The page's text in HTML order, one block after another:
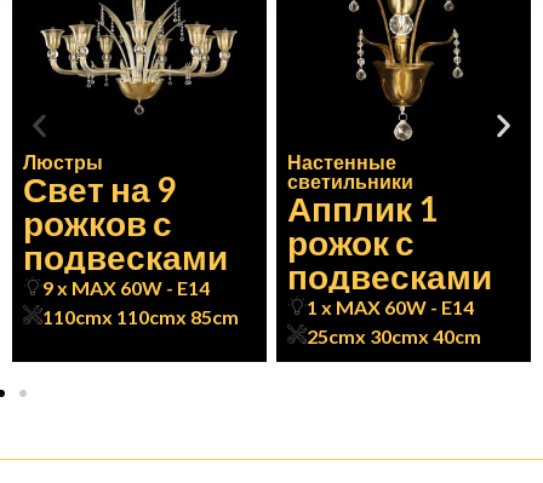
Люстры
Свет на 9
рожков с
подвесками
9 x MAX 60W - E14
110cmx 110cmx 85cm
Настенные
светильники
Апплик 1
рожок с
подвесками
1 x MAX 60W - E14
25cmx 30cmx 40cm